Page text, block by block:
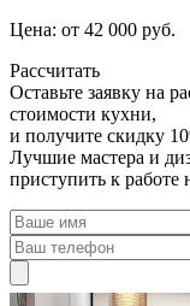
Цена: от 42 000 руб.
Рассчитать
Оставьте заявку на
стоимости кухни,
и получите скидку
Лучшие мастера и
приступить к